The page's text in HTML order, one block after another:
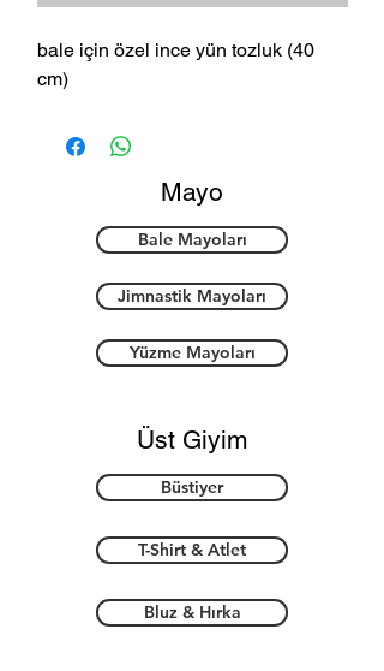
bale için özel ince yün tozluk (40
cm)
Mayo
Bale Mayoları
Jimnastik Mayoları
Yüzme Mayoları
Üst Giyim
Büstiyer
T-Shirt & Atlet
Bluz & Hırka